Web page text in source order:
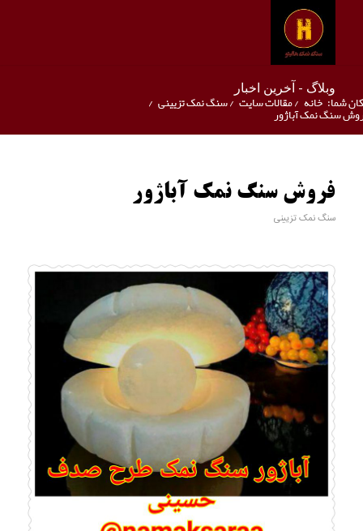
وبلاگ - آخرین اخبار
شما: خانه /مقالات سایت /سنگ نمک تزیینی /
سنگ نمک آباژور
فروش سنگ نمک آباژور
سنگ نمک تزیینی